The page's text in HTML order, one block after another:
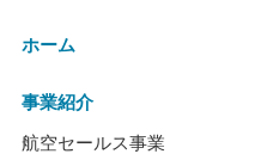
ホーム
事業紹介
航空セールス事業